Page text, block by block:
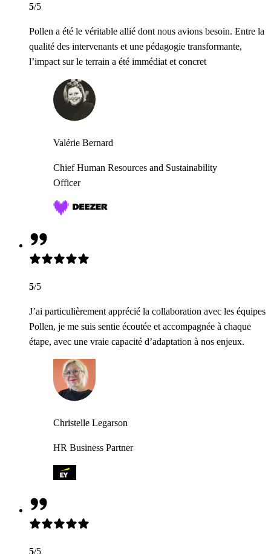
5/5
Pollen a été le véritable allié dont nous avions besoin. Entre la
qualité des intervenants et une pédagogie transformante,
l’impact sur le terrain a été immédiat et concret
Valérie Bernard
Chief Human Resources and Sustainability
Officer
5/5
J’ai particulièrement apprécié la collaboration avec les équipes
Pollen, je me suis sentie écoutée et accompagnée à chaque
étape, avec une vraie capacité d’adaptation à nos enjeux.
Christelle Legarson
HR Business Partner
5/5